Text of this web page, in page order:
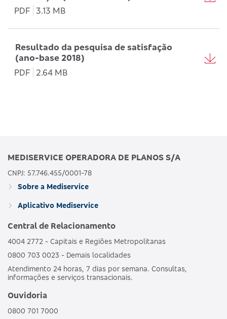
PDF
3.13 MB
Resultado da pesquisa de satisfação
(ano-base 2018)
PDF
2.64 MB
MEDISERVICE OPERADORA DE PLANOS S/A
CNPJ: 57.746.455/0001-78
Sobre a Mediservice
Aplicativo Mediservice
Central de Relacionamento
4004 2772 - Capitais e Regiões Metropolitanas
0800 703 0023 - Demais localidades
Atendimento 24 horas, 7 dias por semana. Consultas,
informações e serviços transacionais.
Ouvidoria
0800 701 7000